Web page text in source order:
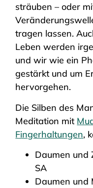
sträuben – oder
tragen lassen.
Leben werden
und wir wie ein
gestärkt und um
hervorgehen.
Die Silben des
Meditation mit
Fingerhaltungen,
Daumen und
SA
Daumen und